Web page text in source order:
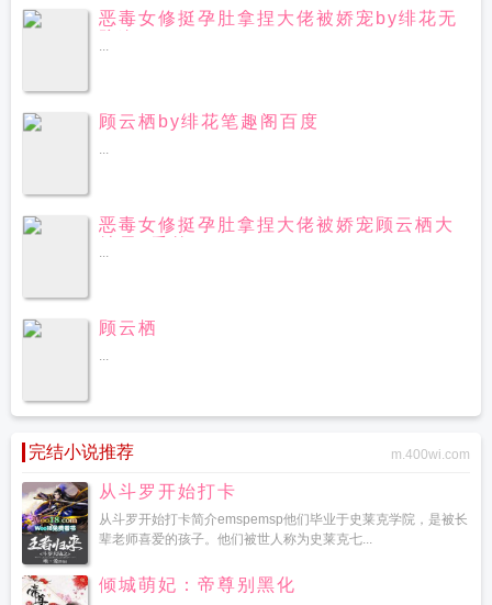
恶毒女修挺孕肚拿捏大佬被娇宠by绯花无
...
顾云栖by绯花笔趣阁百度
...
恶毒女修挺孕肚拿捏大佬被娇宠顾云栖大
...
顾云栖
...
完结小说推荐 m.400wi.com
从斗罗开始打卡
从斗罗开始打卡简介emspemsp他们毕业于史莱克学院，是被长
辈老师喜爱的孩子。他们被世人称为史莱克七...
倾城萌妃：帝尊别黑化